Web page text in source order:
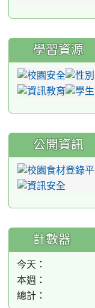
學習資源
公開資訊
計數器
今天：
本週：
總計：